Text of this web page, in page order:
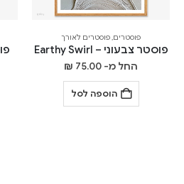
פוסטרים,פוסטרים לאורך
פוסטר צבעוני – Earthy Swirl
החל מ- ₪ 75.00
הוספה לסל